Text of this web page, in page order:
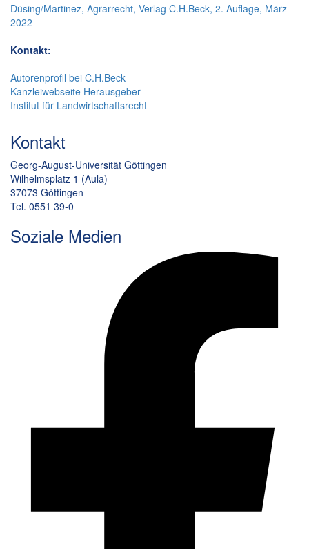
Düsing/Martinez, Agrarrecht, Verlag C.H.Beck, 2. Auflage, März
2022
Kontakt:
Autorenprofil bei C.H.Beck
Kanzleiwebseite Herausgeber
Institut für Landwirtschaftsrecht
Kontakt
Georg-August-Universität Göttingen
Wilhelmsplatz 1 (Aula)
37073 Göttingen
Tel. 0551 39-0
Soziale Medien